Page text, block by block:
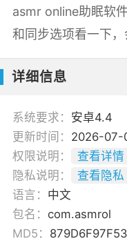
asmr online助眠软
和同步选项看一下，
详细信息
系统要求： 安卓4.4
更新时间： 2026-07-
权限说明：
查看详情
隐私说明：
查看隐私
语言： 中文
包名： com.asmrol
MD5：